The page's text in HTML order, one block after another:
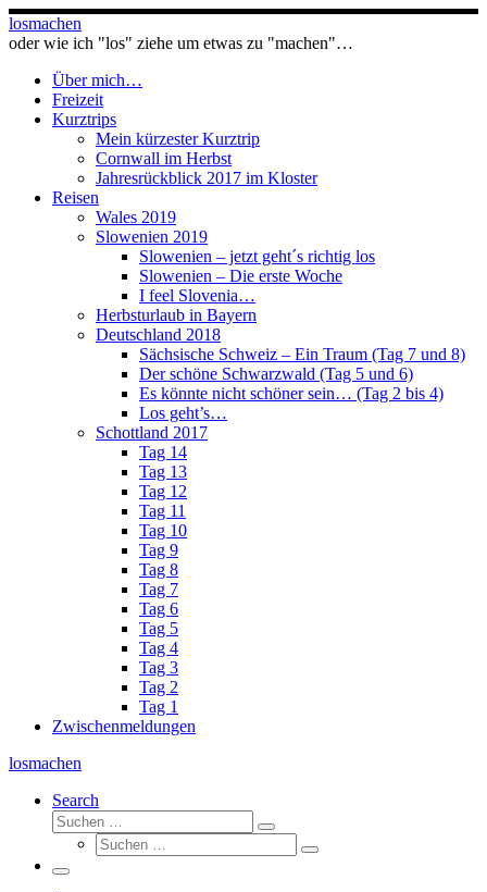
Zum
Inhalt
losmachen
oder wie ich "los" ziehe um etwas zu "machen"…
Über mich…
Freizeit
Kurztrips
Mein kürzester Kurztrip
Cornwall im Herbst
Jahresrückblick 2017 im Kloster
Reisen
Wales 2019
Slowenien 2019
Slowenien – jetzt geht´s richtig los
Slowenien – Die erste Woche
I feel Slovenia…
Herbsturlaub in Bayern
Deutschland 2018
Sächsische Schweiz – Ein Traum (Tag 7 und 8)
Der schöne Schwarzwald (Tag 5 und 6)
Es könnte nicht schöner sein… (Tag 2 bis 4)
Los geht’s…
Schottland 2017
Tag 14
Tag 13
Tag 12
Tag 11
Tag 10
Tag 9
Tag 8
Tag 7
Tag 6
Tag 5
Tag 4
Tag 3
Tag 2
Tag 1
Zwischenmeldungen
losmachen
Search
Suche
Suchen
Suche
Suchen
Menü